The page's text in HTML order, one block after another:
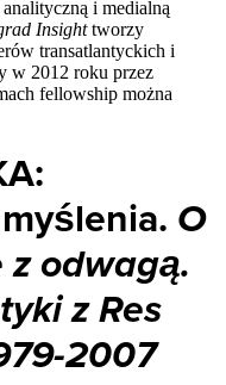
i medialną
Insighttworzy
transatlantyckich i
w 2012 roku przez
fellowship można
O
z odwagą.
z Res
2007